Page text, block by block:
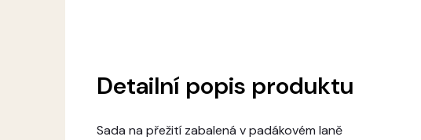
Detailní popis produktu
Sada na přežití zabalená v padákovém laně